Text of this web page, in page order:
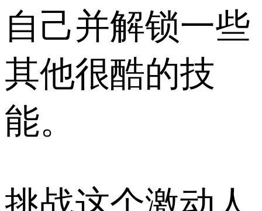
自己并解锁一些
其他很酷的技
能。